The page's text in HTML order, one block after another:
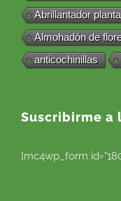
Abrillantador
Almohadón de
anticochinillas
Suscribirme a
[mc4wp_form